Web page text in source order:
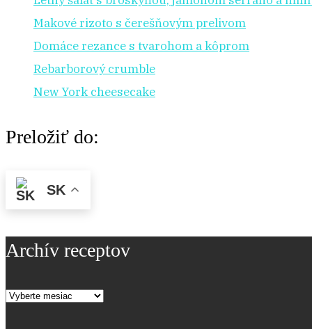
Makové rizoto s čerešňovým prelivom
Domáce rezance s tvarohom a kôprom
Rebarborový crumble
New York cheesecake
Preložiť do:
SK
Archív receptov
Archív